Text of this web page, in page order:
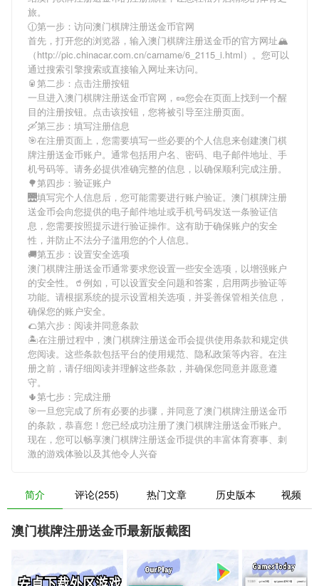
旅。
🕧第一步：访问澳门棋牌注册送金币官网
首先，打开您的浏览器，输入澳门棋牌注册送金币的官方网址🏔
（http://pic.chinacar.com.cn/carname/6_2115_i.html）。您可以
通过搜索引擎搜索或直接输入网址来访问。
🥫第二步：点击注册按钮
一旦进入澳门棋牌注册送金币官网，🥜您会在页面上找到一个醒
目的注册按钮。点击该按钮，您将被引导至注册页面。
🛶第三步：填写注册信息
🎯在注册页面上，您需要填写一些必要的个人信息来创建澳门棋
牌注册送金币账户。通常包括用户名、密码、电子邮件地址、手
机号码等。请务必提供准确完整的信息，以确保顺利完成注册。
🌳第四步：验证账户
🌉填写完个人信息后，您可能需要进行账户验证。 澳门棋牌注册
送金币会向您提供的电子邮件地址或手机号码发送一条验证信
息，您需要按照提示进行验证操作。这有助于确保账户的安全
性，并防止不法分子滥用您的个人信息。
🚚第五步：设置安全选项
澳门棋牌注册送金币通常要求您设置一些安全选项，以增强账户
的安全性。🥤例如，可以设置安全问题和答案，启用两步验证等
功能。请根据系统的提示设置相关选项，并妥善保管相关信息，
确保您的账户安全。
🌮第六步：阅读并同意条款
🏝在注册过程中， 澳门棋牌注册送金币会提供使用条款和规定供
您阅读。这些条款包括平台的使用规范、隐私政策等内容。在注
册之前，请仔细阅读并理解这些条款，并确保您同意并愿意遵
守。
🌵第七步：完成注册
🎯一旦您完成了所有必要的步骤，并同意了澳门棋牌注册送金币
的条款，恭喜您！您已经成功注册了澳门棋牌注册送金币账户。
现在，您可以畅享澳门棋牌注册送金币提供的丰富体育赛事、刺
激的游戏体验以及其他令人兴奋
简介 评论(255) 热门文章 历史版本 视频
澳门棋牌注册送金币最新版截图